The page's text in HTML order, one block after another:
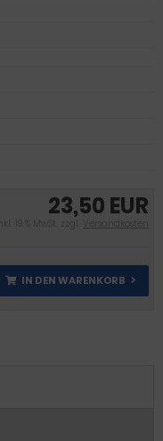
23,50 EUR
inkl. 19 % MwSt. zzgl. Versandkosten
IN DEN WARENKORB